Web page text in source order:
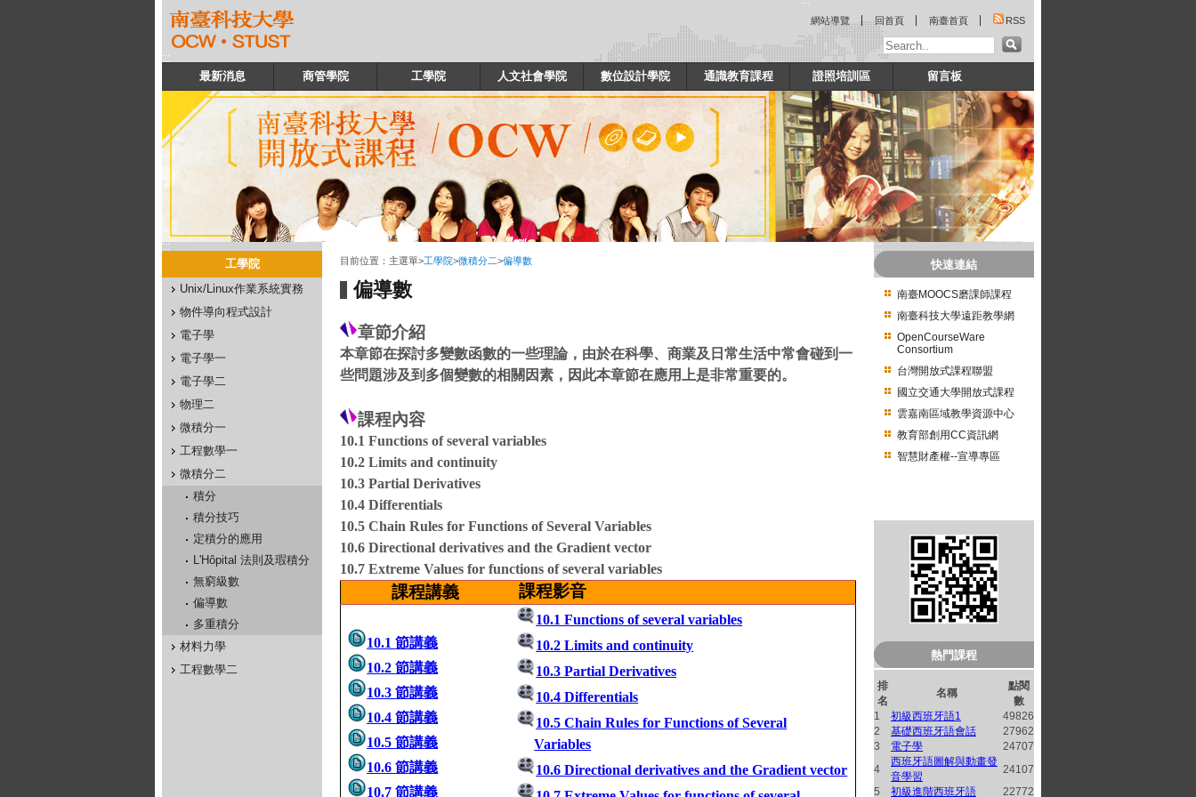
網站導覽 回首頁 南臺首頁 RSS
:::
最新消息 商管學院 工學院 人文社會學院 數位設計學院 通識教育課程 證照培訓區 留言板
:::
工學院
Unix/Linux作業系統實務
物件導向程式設計
電子學
電子學一
電子學二
物理二
微積分一
工程數學一
微積分二
積分
積分技巧
定積分的應用
L'Hôpital 法則及瑕積分
無窮級數
偏導數
多重積分
材料力學
工程數學二
目前位置： 主選單>工學院>微積分二>偏導數
偏導數
章節介紹
本章節在探討多變數函數的一些理論，由於在科學、商業及日常生活中常會碰到一
些問題涉及到多個變數的相關因素，因此本章節在應用上是非常重要的。
課程內容
10.1 Functions of several variables
10.2 Limits and continuity
10.3 Partial Derivatives
10.4 Differentials
10.5 Chain Rules for Functions of Several Variables
10.6 Directional derivatives and the Gradient vector
10.7 Extreme Values for functions of several variables
課程講義 課程影音
10.1節講義
10.2節講義
10.3節講義
10.4節講義
10.5節講義
10.6節講義
10.7節講義
10.1 Functions of several variables
10.2 Limits and continuity
10.3 Partial Derivatives
10.4 Differentials
10.5 Chain Rules for Functions of Several
Variables
10.6 Directional derivatives and the Gradient vector
:::
快速連結
南臺MOOCS磨課師課程
南臺科技大學遠距教學網
OpenCourseWare
Consortium
台灣開放式課程聯盟
國立交通大學開放式課程
雲嘉南區域教學資源中心
教育部創用CC資訊網
智慧財產權--宣導專區
熱門課程
排
名
名稱
點閱
數
1
初級西班牙語1
49826
2
基礎西班牙語會話
27962
3
電子學
24707
4
西班牙語圖解與動畫發
音學習
24107
5
初級進階西班牙語 22772